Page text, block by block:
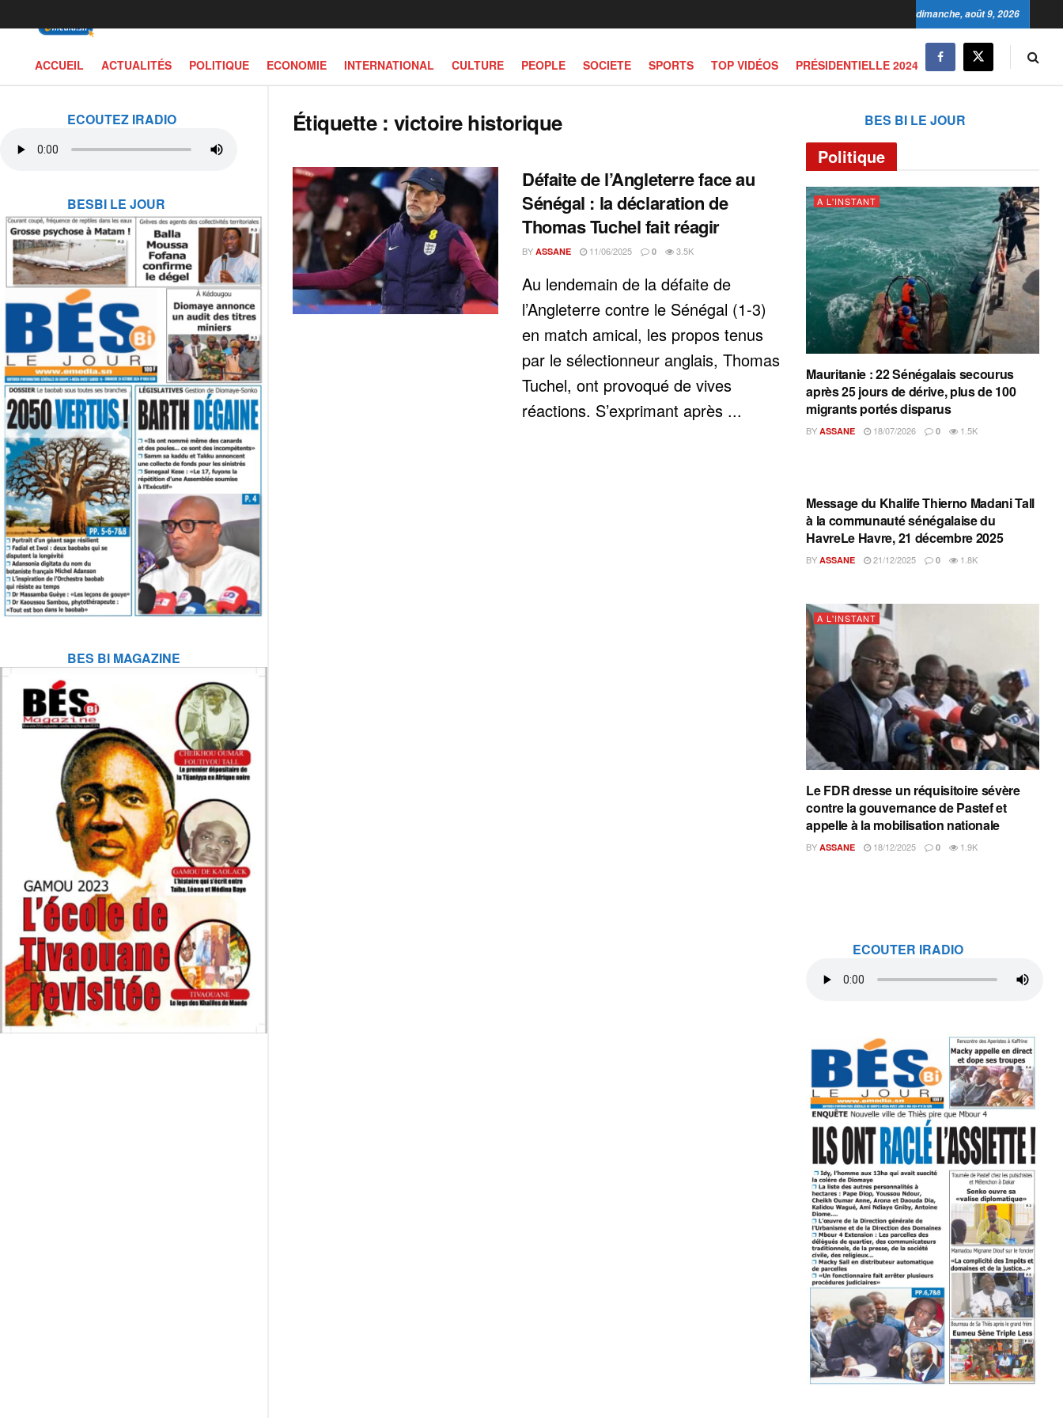
ECOUTEZ IRADIO
BESBI LE JOUR
BES BI MAGAZINE
dimanche, août 9, 2026
ACCUEIL ACTUALITÉS POLITIQUE ECONOMIE INTERNATIONAL CULTURE PEOPLE SOCIETE SPORTS TOP VIDÉOS PRÉSIDENTIELLE 2024
Étiquette : victoire historique
Défaite de l’Angleterre face au
Sénégal : la déclaration de
Thomas Tuchel fait réagir
BY ASSANE 11/06/2025 0 3.5K
Au lendemain de la défaite de
l’Angleterre contre le Sénégal (1-3)
en match amical, les propos tenus
par le sélectionneur anglais, Thomas
Tuchel, ont provoqué de vives
réactions. S’exprimant après ...
BES BI LE JOUR
Politique
A L'INSTANT
Mauritanie : 22 Sénégalais secourus
après 25 jours de dérive, plus de 100
migrants portés disparus
BY ASSANE 18/07/2026 0 1.5K
A L'INSTANT
Message du Khalife Thierno Madani Tall
à la communauté sénégalaise du
HavreLe Havre, 21 décembre 2025
BY ASSANE 21/12/2025 0 1.8K
A L'INSTANT
Le FDR dresse un réquisitoire sévère
contre la gouvernance de Pastef et
appelle à la mobilisation nationale
BY ASSANE 18/12/2025 0 1.9K
ECOUTER IRADIO